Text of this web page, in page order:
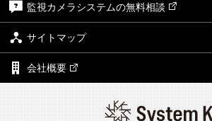
監視カメラシステムの無料相談
サイトマップ
会社概要